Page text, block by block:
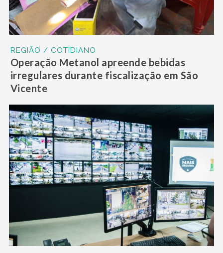
REGIÃO / COTIDIANO
Operação Metanol apreende bebidas
irregulares durante fiscalização em São
Vicente